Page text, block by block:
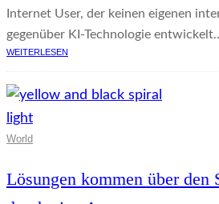
Internet User, der keinen eigenen
gegenüber KI-Technologie
WEITERLESEN
World
Lösungen kommen über den